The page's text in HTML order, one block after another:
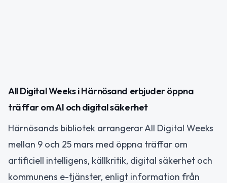
All Digital Weeks i Härnösand erbjuder öppna
träffar om AI och digital säkerhet
Härnösands bibliotek arrangerar All Digital Weeks
mellan 9 och 25 mars med öppna träffar om
artificiell intelligens, källkritik, digital säkerhet och
kommunens e-tjänster, enligt information från